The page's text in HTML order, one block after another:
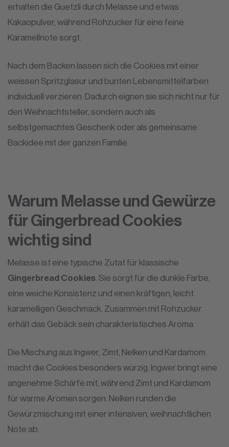
erhalten die Guetzli durch Melasse und etwas
Kakaopulver, während Rohzucker für eine feine
Karamellnote sorgt.
Nach dem Backen lassen sich die Cookies mit einer
weissen Spritzglasur und bunten Lebensmittelfarben
individuell verzieren. Dadurch eignen sie sich nicht nur für
den Weihnachtsteller, sondern auch als
selbstgemachtes Geschenk oder als gemeinsame
Backidee mit der ganzen Familie.
Warum Melasse und Gewürze
für Gingerbread Cookies
wichtig sind
Melasse ist eine typische Zutat für klassische
Gingerbread Cookies. Sie sorgt für die dunkle Farbe,
eine weiche Konsistenz und einen kräftigen, leicht
karamelligen Geschmack. Zusammen mit Rohzucker
erhält das Gebäck sein charakteristisches Aroma.
Die Mischung aus Ingwer, Zimt, Nelken und Kardamom
macht die Cookies besonders würzig. Ingwer bringt eine
angenehme Schärfe mit, während Zimt und Kardamom
für warme Aromen sorgen. Nelken runden die
Gewürzmischung mit einer intensiven, weihnachtlichen
Note ab.